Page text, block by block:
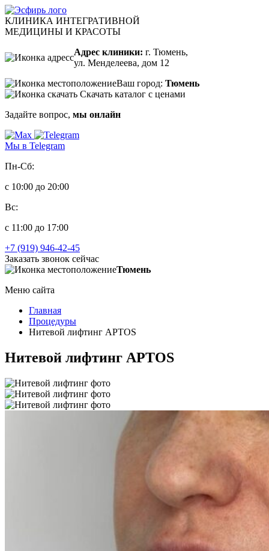
КЛИНИКА ИНТЕГРАТИВНОЙ
МЕДИЦИНЫ И КРАСОТЫ
Адрес клиники: г. Тюмень,
ул. Менделеева, дом 12
Ваш город: Тюмень
Скачать каталог с ценами
Задайте вопрос, мы онлайн
Мы в Telegram
Пн-Сб:
с 10:00 до 20:00
Вс:
с 11:00 до 17:00
+7 (919) 946-42-45
Заказать звонок сейчас
Тюмень
Меню сайта
Главная
Процедуры
Нитевой лифтинг APTOS
Нитевой лифтинг APTOS